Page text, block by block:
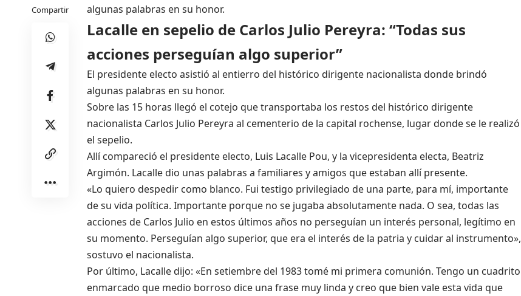
Compartir
algunas palabras en su honor.
Lacalle en sepelio de Carlos Julio Pereyra: “Todas sus
acciones perseguían algo superior”
El presidente electo asistió al entierro del histórico dirigente nacionalista donde brindó
algunas palabras en su honor.
Sobre las 15 horas llegó el cotejo que transportaba los restos del histórico dirigente
nacionalista Carlos Julio Pereyra al cementerio de la capital rochense, lugar donde se le realizó
el sepelio.
Allí compareció el presidente electo, Luis Lacalle Pou, y la vicepresidenta electa, Beatriz
Argimón. Lacalle dio unas palabras a familiares y amigos que estaban allí presente.
«Lo quiero despedir como blanco. Fui testigo privilegiado de una parte, para mí, importante
de su vida política. Importante porque no se jugaba absolutamente nada. O sea, todas las
acciones de Carlos Julio en estos últimos años no perseguían un interés personal, legítimo en
su momento. Perseguían algo superior, que era el interés de la patria y cuidar al instrumento»,
sostuvo el nacionalista.
Por último, Lacalle dijo: «En setiembre del 1983 tomé mi primera comunión. Tengo un cuadrito
enmarcado que medio borroso dice una frase muy linda y creo que bien vale esta vida que